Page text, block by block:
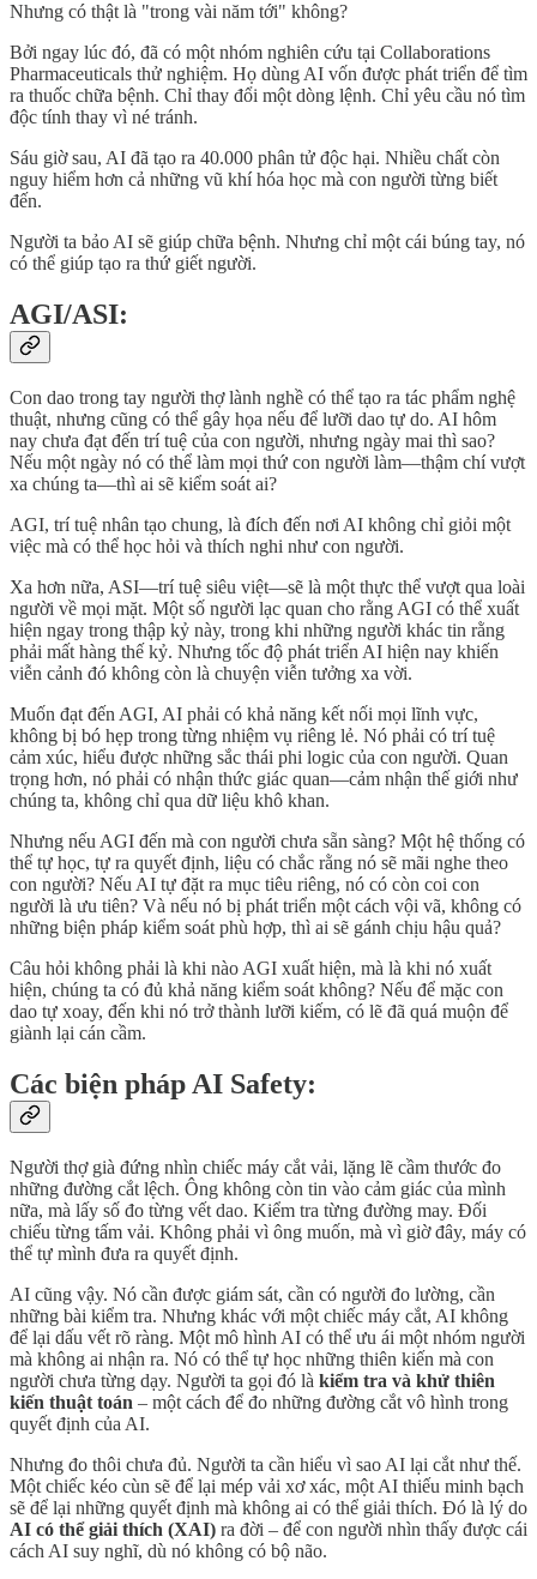
Nhưng có thật là "trong vài năm tới" không?
Bởi ngay lúc đó, đã có một nhóm nghiên cứu tại Collaborations
Pharmaceuticals thử nghiệm. Họ dùng AI vốn được phát triển để tìm
ra thuốc chữa bệnh. Chỉ thay đổi một dòng lệnh. Chỉ yêu cầu nó tìm
độc tính thay vì né tránh.
Sáu giờ sau, AI đã tạo ra 40.000 phân tử độc hại. Nhiều chất còn
nguy hiểm hơn cả những vũ khí hóa học mà con người từng biết
đến.
Người ta bảo AI sẽ giúp chữa bệnh. Nhưng chỉ một cái búng tay, nó
có thể giúp tạo ra thứ giết người.
AGI/ASI:
Con dao trong tay người thợ lành nghề có thể tạo ra tác phẩm nghệ
thuật, nhưng cũng có thể gây họa nếu để lưỡi dao tự do. AI hôm
nay chưa đạt đến trí tuệ của con người, nhưng ngày mai thì sao?
Nếu một ngày nó có thể làm mọi thứ con người làm—thậm chí vượt
xa chúng ta—thì ai sẽ kiểm soát ai?
AGI, trí tuệ nhân tạo chung, là đích đến nơi AI không chỉ giỏi một
việc mà có thể học hỏi và thích nghi như con người.
Xa hơn nữa, ASI—trí tuệ siêu việt—sẽ là một thực thể vượt qua loài
người về mọi mặt. Một số người lạc quan cho rằng AGI có thể xuất
hiện ngay trong thập kỷ này, trong khi những người khác tin rằng
phải mất hàng thế kỷ. Nhưng tốc độ phát triển AI hiện nay khiến
viễn cảnh đó không còn là chuyện viễn tưởng xa vời.
Muốn đạt đến AGI, AI phải có khả năng kết nối mọi lĩnh vực,
không bị bó hẹp trong từng nhiệm vụ riêng lẻ. Nó phải có trí tuệ
cảm xúc, hiểu được những sắc thái phi logic của con người. Quan
trọng hơn, nó phải có nhận thức giác quan—cảm nhận thế giới như
chúng ta, không chỉ qua dữ liệu khô khan.
Nhưng nếu AGI đến mà con người chưa sẵn sàng? Một hệ thống có
thể tự học, tự ra quyết định, liệu có chắc rằng nó sẽ mãi nghe theo
con người? Nếu AI tự đặt ra mục tiêu riêng, nó có còn coi con
người là ưu tiên? Và nếu nó bị phát triển một cách vội vã, không có
những biện pháp kiểm soát phù hợp, thì ai sẽ gánh chịu hậu quả?
Câu hỏi không phải là khi nào AGI xuất hiện, mà là khi nó xuất
hiện, chúng ta có đủ khả năng kiểm soát không? Nếu để mặc con
dao tự xoay, đến khi nó trở thành lưỡi kiếm, có lẽ đã quá muộn để
giành lại cán cầm.
Các biện pháp AI Safety:
Người thợ già đứng nhìn chiếc máy cắt vải, lặng lẽ cầm thước đo
những đường cắt lệch. Ông không còn tin vào cảm giác của mình
nữa, mà lấy số đo từng vết dao. Kiểm tra từng đường may. Đối
chiếu từng tấm vải. Không phải vì ông muốn, mà vì giờ đây, máy có
thể tự mình đưa ra quyết định.
AI cũng vậy. Nó cần được giám sát, cần có người đo lường, cần
những bài kiểm tra. Nhưng khác với một chiếc máy cắt, AI không
để lại dấu vết rõ ràng. Một mô hình AI có thể ưu ái một nhóm người
mà không ai nhận ra. Nó có thể tự học những thiên kiến mà con
người chưa từng dạy. Người ta gọi đó là kiểm tra và khử thiên
kiến thuật toán – một cách để đo những đường cắt vô hình trong
quyết định của AI.
Nhưng đo thôi chưa đủ. Người ta cần hiểu vì sao AI lại cắt như thế.
Một chiếc kéo cùn sẽ để lại mép vải xơ xác, một AI thiếu minh bạch
sẽ để lại những quyết định mà không ai có thể giải thích. Đó là lý do
AI có thể giải thích (XAI) ra đời – để con người nhìn thấy được cái
cách AI suy nghĩ, dù nó không có bộ não.